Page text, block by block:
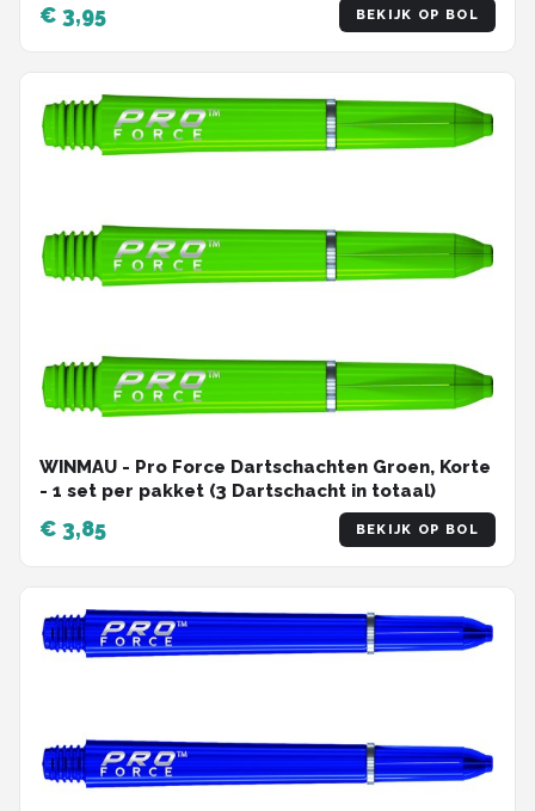
€ 3,95 BEKIJK OP BOL
WINMAU - Pro Force Dartschachten Groen, Korte
- 1 set per pakket (3 Dartschacht in totaal)
€ 3,85 BEKIJK OP BOL